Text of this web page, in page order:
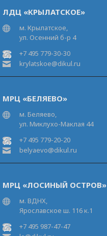
ЛДЦ «КРЫЛАТСКОЕ»
м. Крылатское,
ул. Осенний б-р 4
+7 495 779-30-30
krylatskoe@dikul.ru
МРЦ «БЕЛЯЕВО»
м. Беляево,
ул. Миклухо-Маклая 44
+7 495 779-20-20
belyaevo@dikul.ru
МРЦ «ЛОСИНЫЙ ОСТРОВ»
м. ВДНХ,
Ярославское ш. 116 к.1
+7 495 987-47-47